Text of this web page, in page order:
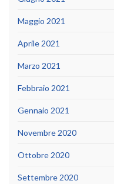
Maggio 2021
Aprile 2021
Marzo 2021
Febbraio 2021
Gennaio 2021
Novembre 2020
Ottobre 2020
Settembre 2020